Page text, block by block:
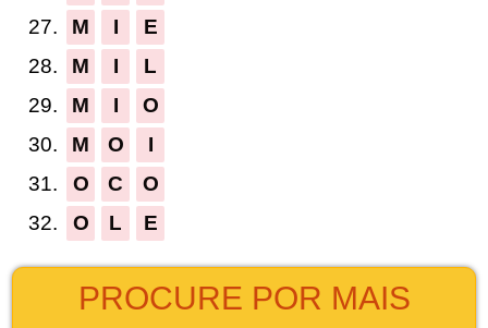
27.
M I
E
28.
M I
L
29.
M I
O
30.
M O
I
31.
O C
O
32.
O L E
PROCURE POR MAIS